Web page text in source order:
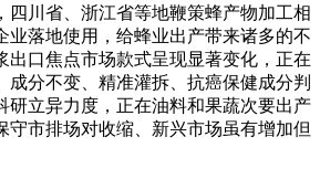
四川省、浙江省等地鞭策蜂产物加工相
业落地使用，给蜂业出产带来诸多的不
出口焦点市场款式呈现显著变化，正在
成分不变、精准灌拆、抗癌保健成分判
研立异力度，正在油料和果蔬次要出产
守市排场对收缩、新兴市场虽有增加但